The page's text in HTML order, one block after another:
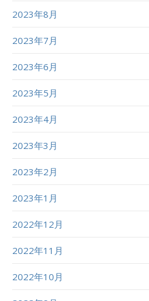
2023年8月
2023年7月
2023年6月
2023年5月
2023年4月
2023年3月
2023年2月
2023年1月
2022年12月
2022年11月
2022年10月